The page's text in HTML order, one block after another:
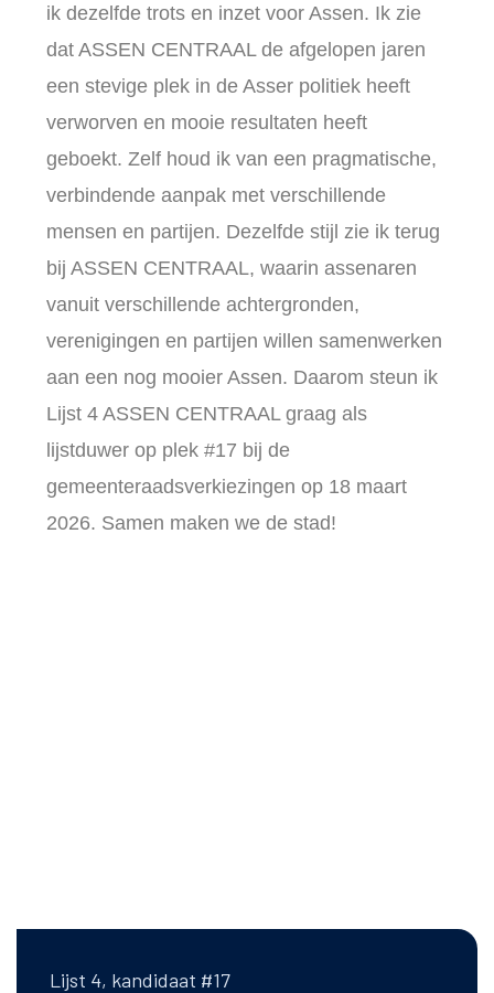
ik dezelfde trots en inzet voor Assen. Ik zie
dat ASSEN CENTRAAL de afgelopen jaren
een stevige plek in de Asser politiek heeft
verworven en mooie resultaten heeft
geboekt. Zelf houd ik van een pragmatische,
verbindende aanpak met verschillende
mensen en partijen. Dezelfde stijl zie ik terug
bij ASSEN CENTRAAL, waarin assenaren
vanuit verschillende achtergronden,
verenigingen en partijen willen samenwerken
aan een nog mooier Assen. Daarom steun ik
Lijst 4 ASSEN CENTRAAL graag als
lijstduwer op plek #17 bij de
gemeenteraadsverkiezingen op 18 maart
2026. Samen maken we de stad!
Lijst 4, kandidaat #17